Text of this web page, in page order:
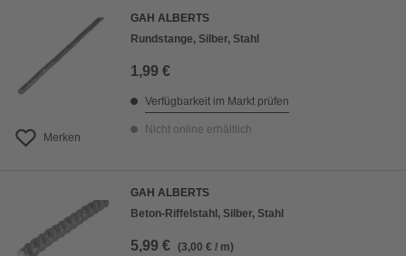
Merken
GAH ALBERTS
Rundstange, Silber, Stahl
1,99 €
Verfügbarkeit im Markt prüfen
Nicht online erhältlich
GAH ALBERTS
Beton-Riffelstahl, Silber, Stahl
5,99 € (3,00 € / m)